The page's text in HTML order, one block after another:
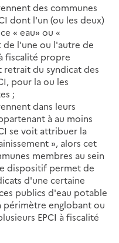
des communes
dont l'un (ou les deux)
« eau» ou «
de l'une ou l'autre de
fiscalité propre
du syndicat des
pour la ou les
;
dans leurs
à au moins
se voit attribuer la
», alors cet
membres au sein
dispositif permet de
d'une certaine
publics d'eau potable
périmètre englobant ou
EPCI à fiscalité